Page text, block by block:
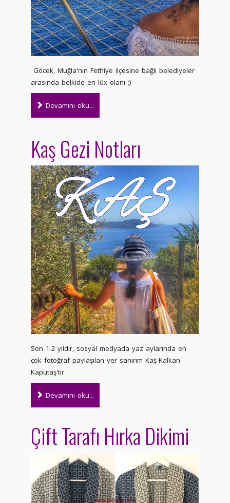
Göcek, Muğla'nın Fethiye ilçesine bağlı belediyeler
arasında belkide en lüx olanı :)
Devamını oku...
Kaş Gezi Notları
Son 1-2 yıldır, sosyal medyada yaz aylarında en
çok fotoğraf paylaşılan yer sanırım Kaş-Kalkan-
Kaputaş'tır.
Devamını oku...
Çift Tarafı Hırka Dikimi